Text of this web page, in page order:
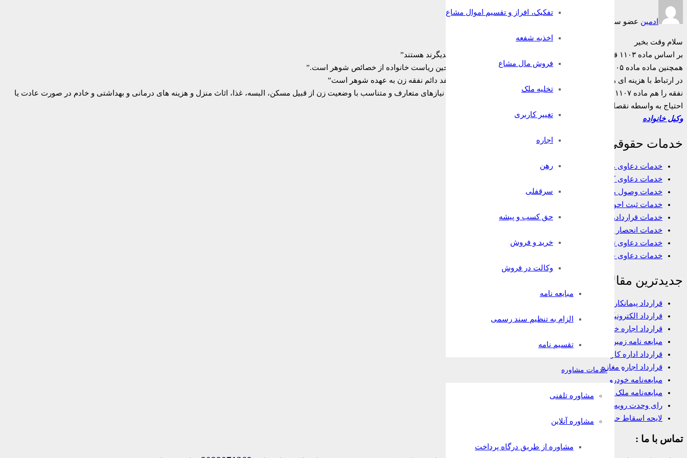
تفکیک، افراز و تقسیم اموال مشاع
اخذبه شفعه
فروش مال مشاع
تخلیه ملک
تغییر کاربری
اجاره
رهن
سرقفلی
حق کسب و پیشه
خرید و فروش
وکالت در فروش
مبایعه نامه
الزام به تنظیم سند رسمی
تقسیم نامه
خدمات مشاوره
مشاوره تلفنی
مشاوره آنلاین
مشاوره از طریق درگاه پرداخت
ادمین عضو سایت
سلام وقت بخیر
بر اساس ماده ۱۱۰۳
قانون مدنی “
زن و شوهر مکلف به حسن معاشرت با یکدیگرند هستند”
همچنین ماده ماده ۱۱۰۵
قانون مدنی نیر این چنین عنوان دارد ”
در روابط زوجین ریاست خانواده از خصائص شوهر است.”
در ارتباط با هزینه ای هم ماده ۱۱۰۶
در عقد دائم نفقه زن به عهده شوهر است”
نفقه را هم ماده ۱۱۰۷این گونه تعریف کرده است: “نفقه عبارت است از همه نیازهای متعارف و متناسب با وضعیت زن از قبیل مسکن، البسه، غذا، اثاث منزل و هزینه های درمانی و بهداشتی و خادم در صورت عادت یا
احتیاج به واسطه نقصان یا مرض”
وکیل خانواده
خدمات حقوقی
خدمات دعاوی ملکی
خدمات دعاوی کیفری
خدمات وصول مطالبات
خدمات ثبت احوال
خدمات قراردادها
خدمات انحصار وراثت
خدمات دعاوی تجاری
خدمات دعاوی خانواده
جدیدترین مقالات
قرارداد پیمانکاری
قرارداد الکترونیک وکالت
قرارداد اجاره خانه
مبایعه نامه زمین
قرارداد اداره کار
قرارداد اجاره مغازه
مبایعه‌نامه خودرو
مبایعه‌نامه ملک تجاری
رای وحدت رویه در مورد شرط داوری
لایحه اسقاط حق
تماس با ما :